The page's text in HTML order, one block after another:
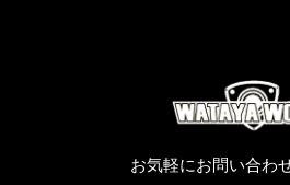
お気軽にお問い合わ